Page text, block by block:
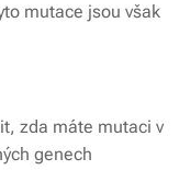
mutace jsou však
zda máte mutaci v
genech